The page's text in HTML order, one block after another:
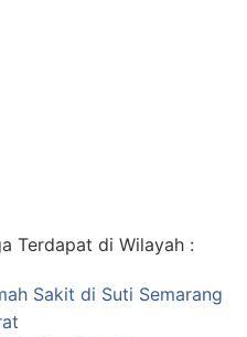
Terdapat di Wilayah :
Sakit di Suti Semarang